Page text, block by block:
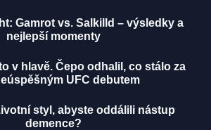
Gamrot vs. Salkilld – výsledky a
nejlepší momenty
v hlavě. Čepo odhalil, co stálo za
UFC debutem
styl, abyste oddálili nástup
demence?